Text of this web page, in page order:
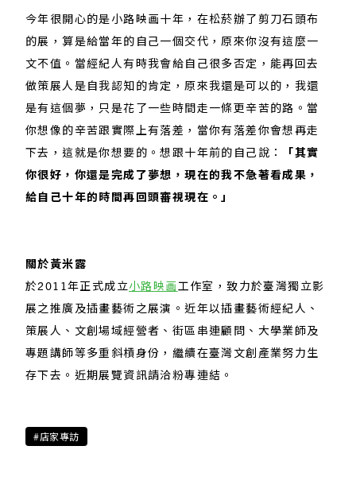
今年很開心的是小路映画十年，在松菸辦了剪刀石頭布
的展，算是給當年的自己一個交代，原來你沒有這麼一
文不值。當經紀人有時我會給自己很多否定，能再回去
做策展人是自我認知的肯定，原來我還是可以的，我還
是有這個夢，只是花了一些時間走一條更辛苦的路。當
你想像的辛苦跟實際上有落差，當你有落差你會想再走
下去，這就是你想要的。想跟十年前的自己說：
「其實
你很好，你還是完成了夢想，現在的我不急著看成果，
給自己十年的時間再回頭審視現在。」
關於黃米露
於2011年正式成立小路映画 工作室，致力於臺灣獨立影
展之推廣及插畫藝術之展演。近年以插畫藝術經紀人、
策展人、文創場域經營者、街區串連顧問、大學業師及
專題講師等多重斜槓身份，繼續在臺灣文創產業努力生
存下去。近期展覽資訊請洽粉專連結。
#店家專訪